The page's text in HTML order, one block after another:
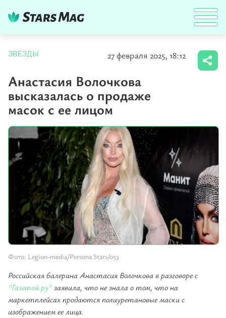
ЗВЕЗДЫ 27 февраля 2025, 18:12
Анастасия Волочкова
высказалась о продаже
масок с ее лицом
Фото: Legion-media/Persona Stars/053
Российская балерина Анастасия Волочкова в разговоре с
"Газетой.ру"заявила, что не знала о том, что на
маркетплейсах продаются полиуретановые маски с
изображением ее лица.